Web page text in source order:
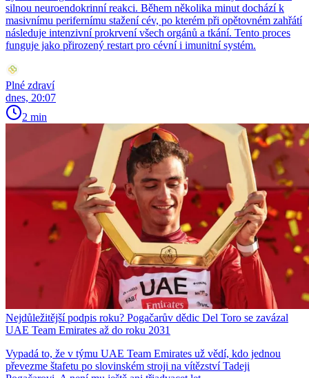
silnou neuroendokrinní reakci. Během několika minut dochází k
masivnímu perifernímu stažení cév, po kterém při opětovném zahřátí
následuje intenzivní prokrvení všech orgánů a tkání. Tento proces
funguje jako přirozený restart pro cévní i imunitní systém.
Plné zdraví
dnes, 20:07
2 min
Nejdůležitější podpis roku? Pogačarův dědic Del Toro se zavázal
UAE Team Emirates až do roku 2031
Vypadá to, že v týmu UAE Team Emirates už vědí, kdo jednou
převezme štafetu po slovinském stroji na vítězství Tadeji